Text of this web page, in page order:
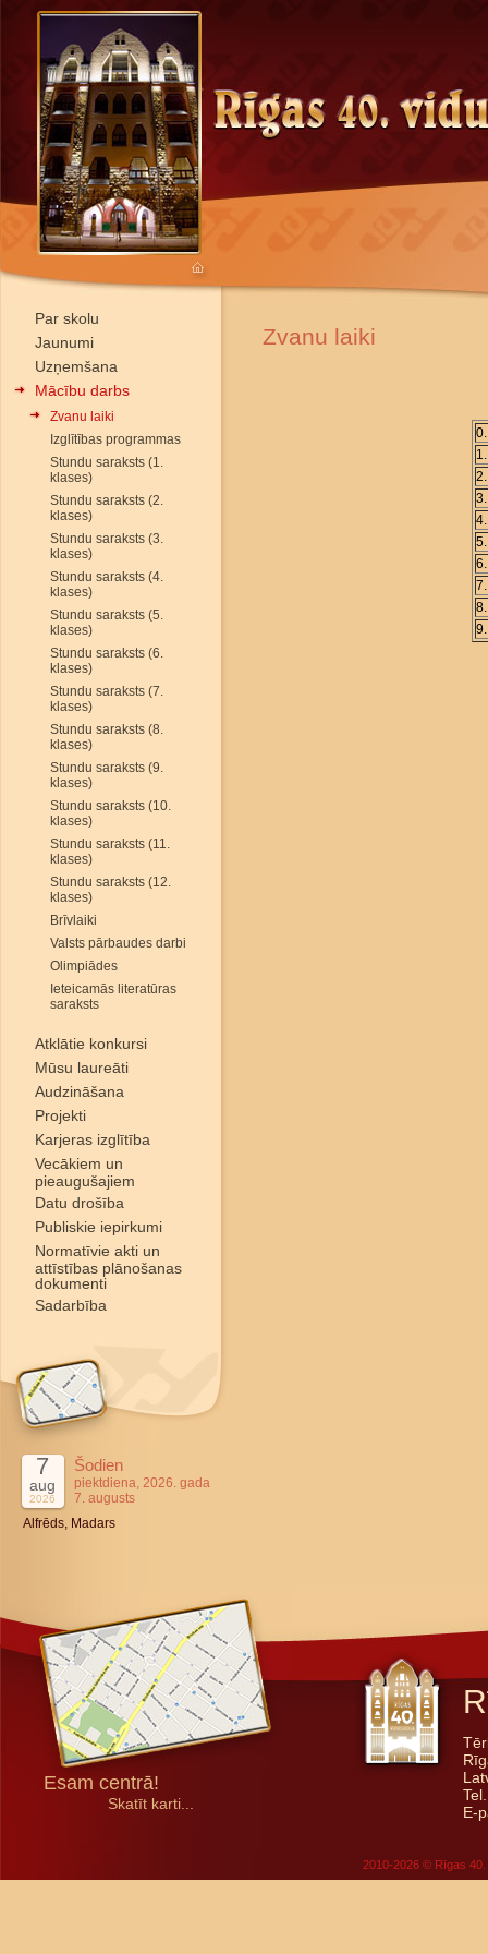
Par skolu
Jaunumi
Uzņemšana
Mācību darbs
Zvanu laiki
Izglītības programmas
Stundu saraksts (1.
klases)
Stundu saraksts (2.
klases)
Stundu saraksts (3.
klases)
Stundu saraksts (4.
klases)
Stundu saraksts (5.
klases)
Stundu saraksts (6.
klases)
Stundu saraksts (7.
klases)
Stundu saraksts (8.
klases)
Stundu saraksts (9.
klases)
Stundu saraksts (10.
klases)
Stundu saraksts (11.
klases)
Stundu saraksts (12.
klases)
Brīvlaiki
Valsts pārbaudes darbi
Olimpiādes
Ieteicamās literatūras
saraksts
Atklātie konkursi
Mūsu laureāti
Audzināšana
Projekti
Karjeras izglītība
Vecākiem un
pieaugušajiem
Datu drošība
Publiskie iepirkumi
Normatīvie akti un
attīstības plānošanas
dokumenti
Sadarbība
7
aug
2026
Šodien
piektdiena, 2026. gada
7. augusts
Alfrēds, Madars
Zvanu laiki
Esam centrā!
Skatīt karti...
E-
2010-2026 © Rīgas